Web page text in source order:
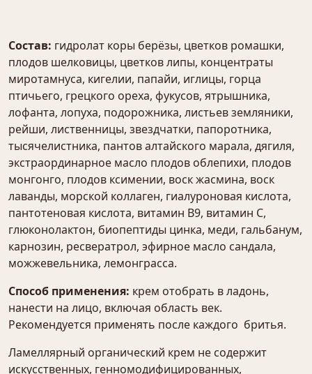
Состав: гидролат коры берёзы, цветков ромашки,
плодов шелковицы, цветков липы, концентраты
миротамнуса, кигелии, папайи, иглицы, горца
птичьего, грецкого ореха, фукусов, ятрышника,
лофанта, лопуха, подорожника, листьев земляники,
рейши, лиственницы, звездчатки, папоротника,
тысячелистника, пантов алтайского марала, дягиля,
экстраординарное масло плодов облепихи, плодов
монгонго, плодов ксимении, воск жасмина, воск
лаванды, морской коллаген, гиалуроновая кислота,
пантотеновая кислота, витамин В9, витамин С,
глюконолактон, биопептиды цинка, меди, гальбанум,
карнозин, ресвератрол, эфирное масло сандала,
можжевельника, лемонграсса.
Способ применения: крем отобрать в ладонь,
нанести на лицо, включая область век.
Рекомендуется применять после каждого бритья.
Ламеллярный органический крем не содержит
искусственных, генномодифицированных,